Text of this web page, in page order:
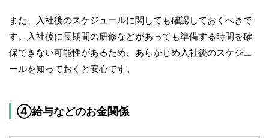
また、入社後のスケジュールに関しても確認しておくべきで
す。入社後に長期間の研修などがあっても準備する時間を確
保できない可能性があるため、あらかじめ入社後のスケジュ
ールを知っておくと安心です。
④給与などのお金関係